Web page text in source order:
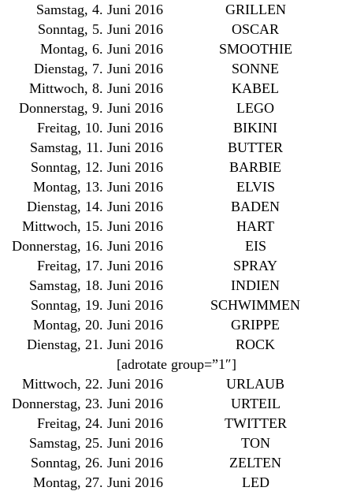
Samstag, 4. Juni 2016
GRILLEN
Sonntag, 5. Juni 2016
OSCAR
Montag, 6. Juni 2016
SMOOTHIE
Dienstag, 7. Juni 2016
SONNE
Mittwoch, 8. Juni 2016
KABEL
Donnerstag, 9. Juni 2016
LEGO
Freitag, 10. Juni 2016
BIKINI
Samstag, 11. Juni 2016
BUTTER
Sonntag, 12. Juni 2016
BARBIE
Montag, 13. Juni 2016
ELVIS
Dienstag, 14. Juni 2016
BADEN
Mittwoch, 15. Juni 2016
HART
Donnerstag, 16. Juni 2016
EIS
Freitag, 17. Juni 2016
SPRAY
Samstag, 18. Juni 2016
INDIEN
Sonntag, 19. Juni 2016
SCHWIMMEN
Montag, 20. Juni 2016
GRIPPE
Dienstag, 21. Juni 2016
ROCK
[adrotate group=”1″]
Mittwoch, 22. Juni 2016
URLAUB
Donnerstag, 23. Juni 2016
URTEIL
Freitag, 24. Juni 2016
TWITTER
Samstag, 25. Juni 2016
TON
Sonntag, 26. Juni 2016
ZELTEN
Montag, 27. Juni 2016
LED